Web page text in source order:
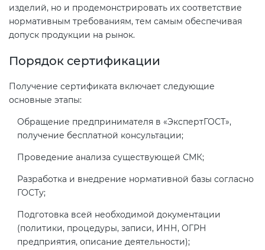
изделий, но и продемонстрировать их соответствие
нормативным требованиям, тем самым обеспечивая
допуск продукции на рынок.
Порядок сертификации
Получение сертификата включает следующие
основные этапы:
Обращение предпринимателя в «ЭкспертГОСТ»,
получение бесплатной консультации;
Проведение анализа существующей СМК;
Разработка и внедрение нормативной базы согласно
ГОСТу;
Подготовка всей необходимой документации
(политики, процедуры, записи, ИНН, ОГРН
предприятия, описание деятельности);
Сертификация спортивных
товаров
Сертификация электротехники
Сертификация ресурсов
Остальное
Декларация ТР ТС
ТС 009)
Декларирование оборудования
продукции (ТР ТС 021)
Декларирование алкогольной
продукции (ТР ЕАЭС 047)
Декларирование